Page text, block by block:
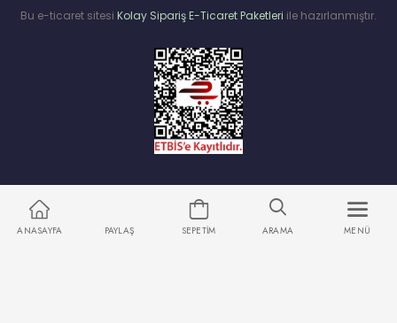
Bu e-ticaret sitesi Kolay Sipariş E-Ticaret Paketleri ile hazırlanmıştır.
ANASAYFA PAYLAŞ SEPETIM ARAMA MENÜ